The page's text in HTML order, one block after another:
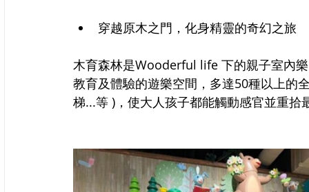
穿越原木之門，化身精靈的奇幻之旅
木育森林是Wooderful life 下的親子室內
教育及體驗的遊樂空間，多達50種以上的
梯...等 )，使大人孩子都能觸動感官並重